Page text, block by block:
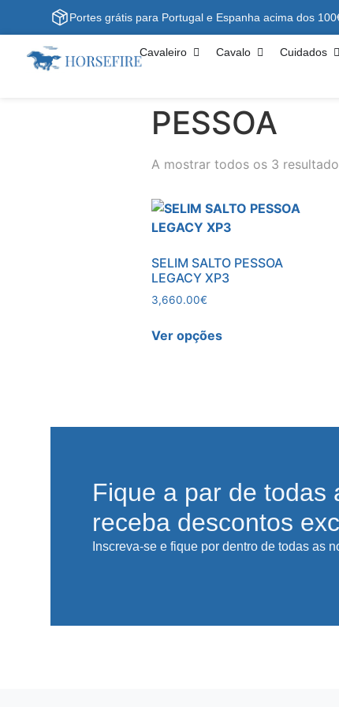
Portes grátis para Portugal e Espanha acima dos
Cavaleiro Cavalo Cuidados
PESSOA
A mostrar todos os 3
SELIM SALTO PESSOA
LEGACY XP3
3,660.00€
Ver opções
Fique a par de todas
receba descontos
Inscreva-se e fique por dentro de todas as